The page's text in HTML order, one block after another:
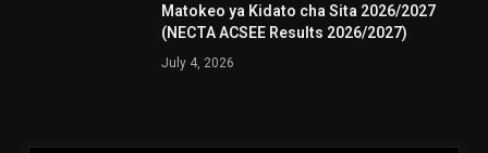
Matokeo ya Kidato cha Sita 2026/2027
(NECTA ACSEE Results 2026/2027)
July 4, 2026